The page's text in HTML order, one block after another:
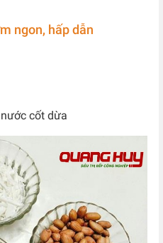
ngon, hấp dẫn
cốt dừa